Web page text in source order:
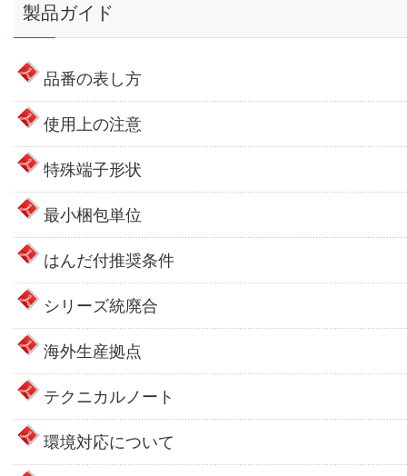
製品ガイド
品番の表し方
使用上の注意
特殊端子形状
最小梱包単位
はんだ付推奨条件
シリーズ統廃合
海外生産拠点
テクニカルノート
環境対応について